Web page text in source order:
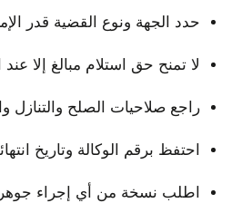
حدد الجهة ونوع القضية قدر
لا تمنح حق استلام مبالغ إلا
راجع صلاحيات الصلح والتنازل
احتفظ برقم الوكالة وتاريخ
اطلب نسخة من أي إجراء